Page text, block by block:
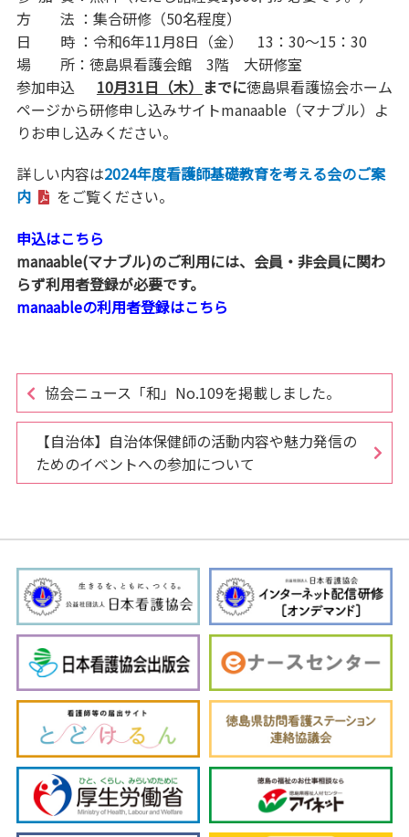
方 法 ：集合研修（50名程度）
日 時 ：令和6年11月8日（金） 13：30～15：30
場 所：徳島県看護会館 3階 大研修室
参加申込 10月31日（木） までに徳島県看護協会ホーム
ページから研修申し込みサイトmanaable（マナブル）よ
りお申し込みください。
詳しい内容は2024年度看護師基礎教育を考える会のご案
内
をご覧ください。
申込はこちら
manaable(マナブル)のご利用には、会員・非会員に関わ
らず利用者登録が必要です。
manaableの利用者登録はこちら
協会ニュース「和」No.109を掲載しました。
【自治体】自治体保健師の活動内容や魅力発信の
ためのイベントへの参加について